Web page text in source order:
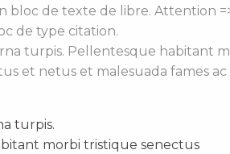
bloc de texte de libre. Attention
de type citation.
turpis. Pellentesque habitant
et netus et malesuada fames
turpis.
morbi tristique senectus